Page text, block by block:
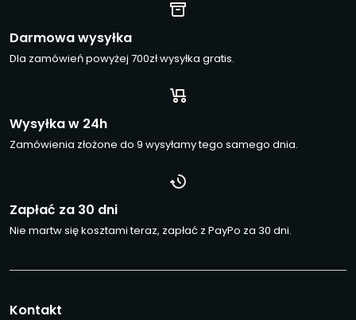
Darmowa wysyłka
Dla zamówień powyżej 700zł wysyłka gratis.
Wysyłka w 24h
Zamówienia złożone do 9 wysyłamy tego samego dnia.
Zapłać za 30 dni
Nie martw się kosztami teraz, zapłać z PayPo za 30 dni.
Kontakt